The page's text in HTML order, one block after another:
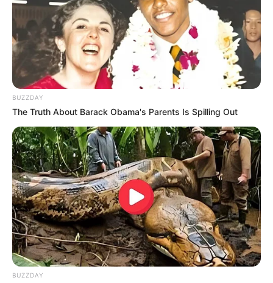
BUZZDAY
The Truth About Barack Obama's Parents Is Spilling Out
BUZZDAY